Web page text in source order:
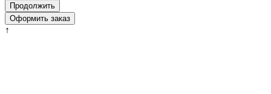
Продолжить
Оформить заказ
↑